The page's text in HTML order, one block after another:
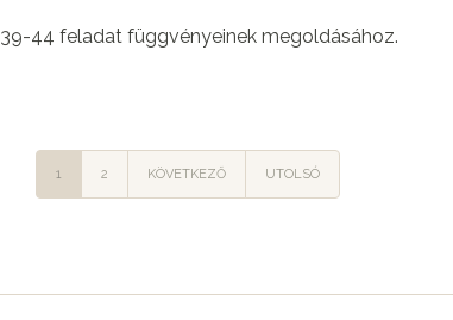
44 feladat függvényeinek megoldásához.
1 2 KÖVETKEZŐ UTOLSÓ